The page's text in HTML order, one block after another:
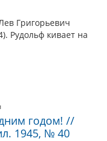
Григорьевич
Рудольф кивает на
годом! //
1945, № 40